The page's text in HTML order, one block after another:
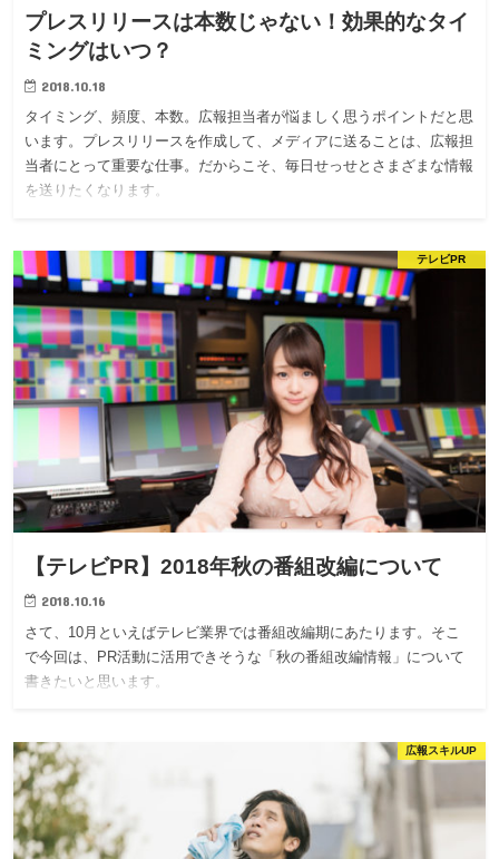
プレスリリースは本数じゃない！効果的なタイ
ミングはいつ？
2018.10.18
タイミング、頻度、本数。広報担当者が悩ましく思うポイントだと思
います。プレスリリースを作成して、メディアに送ることは、広報担
当者にとって重要な仕事。だからこそ、毎日せっせとさまざまな情報
を送りたくなります。
テレビPR
【テレビPR】2018年秋の番組改編について
2018.10.16
さて、10月といえばテレビ業界では番組改編期にあたります。そこ
で今回は、PR活動に活用できそうな「秋の番組改編情報」について
書きたいと思います。
広報スキルUP